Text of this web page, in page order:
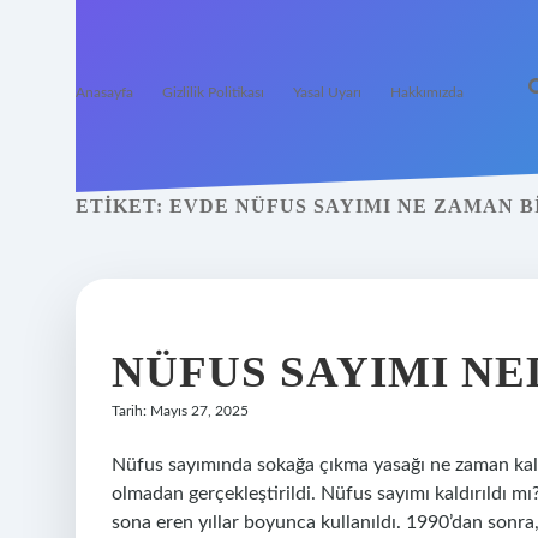
Anasayfa Gizlilik Politikası Yasal Uyarı Hakkımızda
ETIKET: EVDE NÜFUS SAYIMI NE ZAMAN
NÜFUS SAYIMI
Tarih: Mayıs 27, 2025
Nüfus sayımında sokağa çıkma yasağı ne zaman
olmadan gerçekleştirildi. Nüfus sayımı kaldırıldı
sona eren yıllar boyunca kullanıldı. 1990’dan